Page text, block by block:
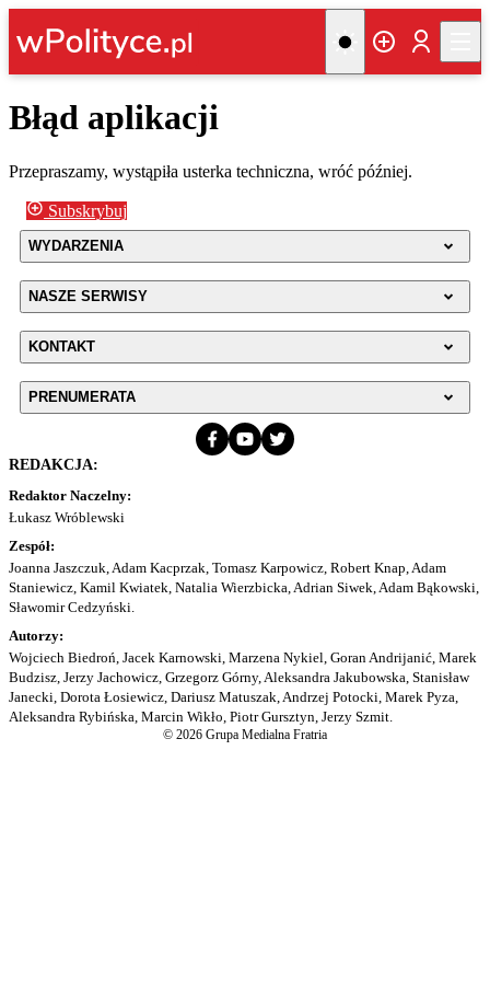
Błąd aplikacji
Przepraszamy, wystąpiła usterka techniczna, wróć później.
Subskrybuj
WYDARZENIA
NASZE SERWISY
KONTAKT
PRENUMERATA
REDAKCJA:
Redaktor Naczelny:
Łukasz Wróblewski
Zespół:
Joanna Jaszczuk, Adam Kacprzak, Tomasz Karpowicz, Robert Knap, Adam
Staniewicz, Kamil Kwiatek, Natalia Wierzbicka, Adrian Siwek, Adam Bąkowski,
Sławomir Cedzyński.
Autorzy:
Wojciech Biedroń, Jacek Karnowski, Marzena Nykiel, Goran Andrijanić, Marek
Budzisz, Jerzy Jachowicz, Grzegorz Górny, Aleksandra Jakubowska, Stanisław
Janecki, Dorota Łosiewicz, Dariusz Matuszak, Andrzej Potocki, Marek Pyza,
Aleksandra Rybińska, Marcin Wikło, Piotr Gursztyn, Jerzy Szmit.
© 2026 Grupa Medialna Fratria